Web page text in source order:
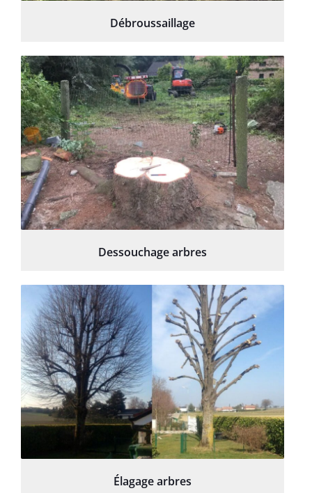
Débroussaillage
Dessouchage arbres
Élagage arbres